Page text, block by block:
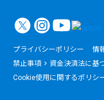
プライバシーポリシー 情
禁止事項
資金決済法に基
Cookie使用に関するポリシ